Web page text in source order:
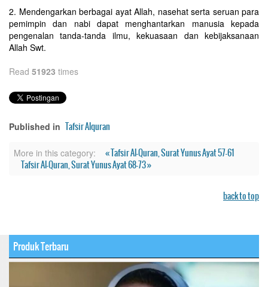
2. Mendengarkan berbagai ayat Allah, nasehat serta seruan para
pemimpin dan nabi dapat menghantarkan manusia kepada
pengenalan tanda-tanda ilmu, kekuasaan dan kebijaksanaan
Allah Swt.
Read 51923 times
Published in Tafsir Alquran
More in this category:
« Tafsir Al-Quran, Surat Yunus Ayat 57-61
Tafsir Al-Quran, Surat Yunus Ayat 68-73 »
back to top
Produk Terbaru